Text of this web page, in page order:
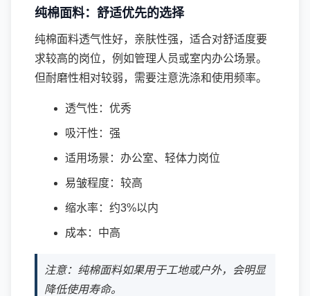
纯棉面料：舒适优先的选择
纯棉面料透气性好，亲肤性强，适合对舒适度要
求较高的岗位，例如管理人员或室内办公场景。
但耐磨性相对较弱，需要注意洗涤和使用频率。
透气性：优秀
吸汗性：强
适用场景：办公室、轻体力岗位
易皱程度：较高
缩水率：约3%以内
成本：中高
注意：纯棉面料如果用于工地或户外，会明显
降低使用寿命。